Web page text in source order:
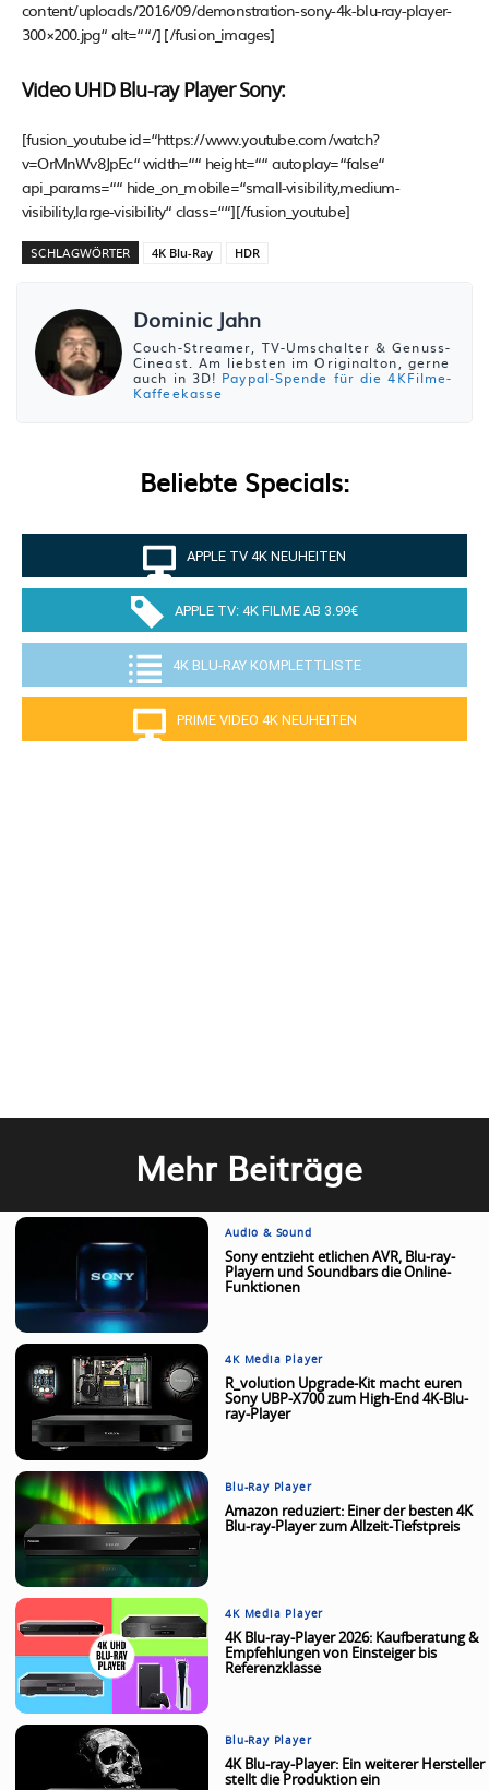
content/uploads/2016/09/demonstration-sony-4k-blu-ray-player-
300×200.jpg“ alt=““/] [/fusion_images]
Video UHD Blu-ray Player Sony:
[fusion_youtube id=“https://www.youtube.com/watch?
v=OrMnWv8JpEc“ width=““ height=““ autoplay=“false“
api_params=““ hide_on_mobile=“small-visibility,medium-
visibility,large-visibility“ class=““][/fusion_youtube]
SCHLAGWÖRTER 4K Blu-Ray HDR
Dominic Jahn
Couch-Streamer, TV-Umschalter & Genuss-
Cineast. Am liebsten im Originalton, gerne
auch in 3D! Paypal-Spende für die 4KFilme-
Kaffeekasse
Beliebte Specials:
APPLE TV 4K NEUHEITEN
APPLE TV: 4K FILME AB 3.99€
4K BLU-RAY KOMPLETTLISTE
PRIME VIDEO 4K NEUHEITEN
Mehr Beiträge
Audio & Sound
Sony entzieht etlichen AVR, Blu-ray-
Playern und Soundbars die Online-
Funktionen
4K Media Player
R_volution Upgrade-Kit macht euren
Sony UBP-X700 zum High-End 4K-Blu-
ray-Player
Blu-Ray Player
Amazon reduziert: Einer der besten 4K
Blu-ray-Player zum Allzeit-Tiefstpreis
4K Media Player
4K Blu-ray-Player 2026: Kaufberatung &
Empfehlungen von Einsteiger bis
Referenzklasse
Blu-Ray Player
4K Blu-ray-Player: Ein weiterer Hersteller
stellt die Produktion ein